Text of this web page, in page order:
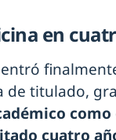
en
de titulado,
cuatro